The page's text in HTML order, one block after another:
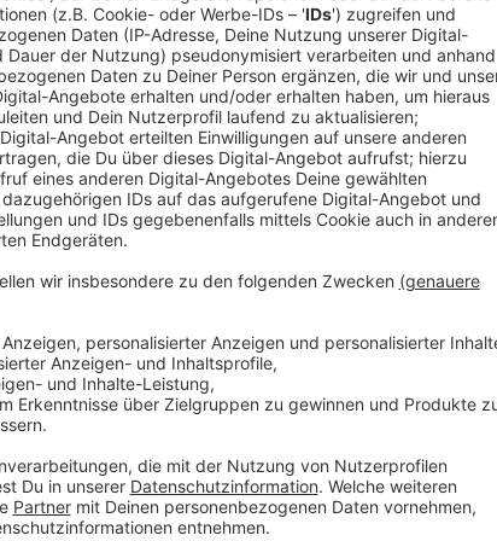
Der Mann war auch wegen versuchten Totschlags
Verhandlung aber nicht als erwiesen an. Stattdessen hat
wegen gefährlicher Körperverletzung, versuchter
besonders schwerem Widerstand gegen
Anzeige
Angeklagter war erheblich vorbestraft
Anzeige
Das Euskirchener Jugendamt hatte aus Sorge um das
Mannes in Obhut nehmen wollen. Da die Mitarbeiter sich
fühlten, klingelten sie in Begleitung von vier Polizisten an
Mal vorbestraft, unter anderem wegen Drogendelikten